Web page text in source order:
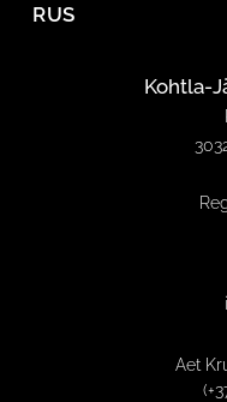
RUS
Kohtla-
Aet